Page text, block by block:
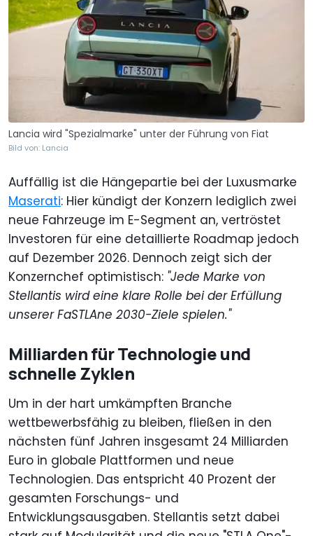
Lancia wird "Spezialmarke" unter der Führung von Fiat
Bild von: Lancia
Auffällig ist die Hängepartie bei der Luxusmarke
Maserati: Hier kündigt der Konzern lediglich zwei
neue Fahrzeuge im E-Segment an, vertröstet
Investoren für eine detaillierte Roadmap jedoch
auf Dezember 2026. Dennoch zeigt sich der
Konzernchef optimistisch: "Jede Marke von
Stellantis wird eine klare Rolle bei der Erfüllung
unserer FaSTLAne 2030-Ziele spielen."
Milliarden für Technologie und
schnelle Zyklen
Um in der hart umkämpften Branche
wettbewerbsfähig zu bleiben, fließen in den
nächsten fünf Jahren insgesamt 24 Milliarden
Euro in globale Plattformen und neue
Technologien. Das entspricht 40 Prozent der
gesamten Forschungs- und
Entwicklungsausgaben. Stellantis setzt dabei